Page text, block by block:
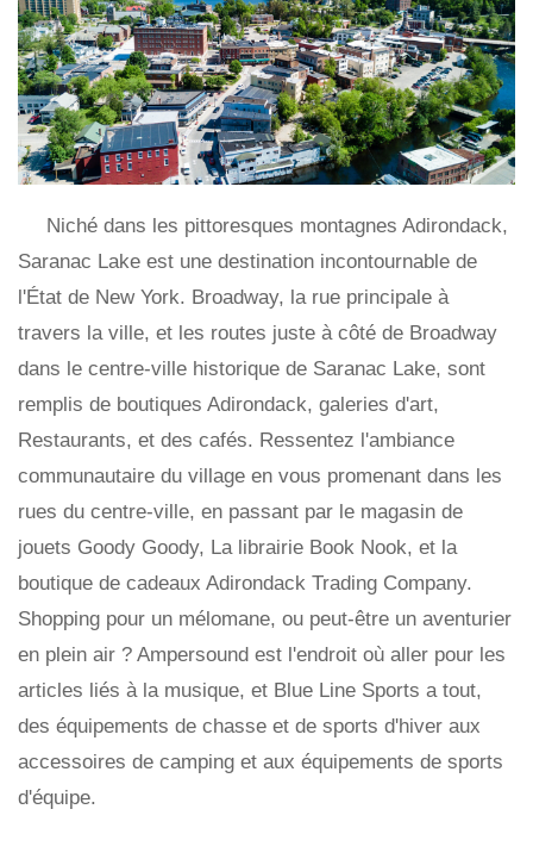
Niché dans les pittoresques montagnes Adirondack,
Saranac Lake est une destination incontournable de
l'État de New York. Broadway, la rue principale à
travers la ville, et les routes juste à côté de Broadway
dans le centre-ville historique de Saranac Lake, sont
remplis de boutiques Adirondack, galeries d'art,
Restaurants, et des cafés. Ressentez l'ambiance
communautaire du village en vous promenant dans les
rues du centre-ville, en passant par le magasin de
jouets Goody Goody, La librairie Book Nook, et la
boutique de cadeaux Adirondack Trading Company.
Shopping pour un mélomane, ou peut-être un aventurier
en plein air ? Ampersound est l'endroit où aller pour les
articles liés à la musique, et Blue Line Sports a tout,
des équipements de chasse et de sports d'hiver aux
accessoires de camping et aux équipements de sports
d'équipe.